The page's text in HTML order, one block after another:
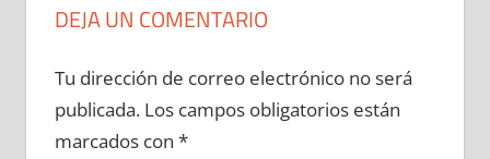
DEJA UN COMENTARIO
Tu dirección de correo electrónico no será
publicada. Los campos obligatorios están
marcados con *